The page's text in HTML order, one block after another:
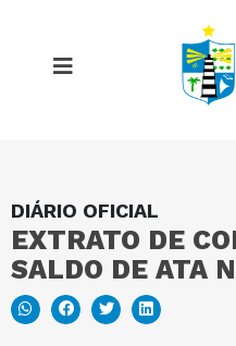
DIÁRIO OFICIAL
EXTRATO DE
SALDO DE ATA
MAPA DO SITE
PORTAL DA